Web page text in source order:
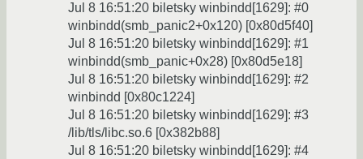
Jul 8 16:51:20 biletsky winbindd[1629]: #0
winbindd(smb_panic2+0x120) [0x80d5f40]
Jul 8 16:51:20 biletsky winbindd[1629]: #1
winbindd(smb_panic+0x28) [0x80d5e18]
Jul 8 16:51:20 biletsky winbindd[1629]: #2
winbindd [0x80c1224]
Jul 8 16:51:20 biletsky winbindd[1629]: #3
/lib/tls/libc.so.6 [0x382b88]
Jul 8 16:51:20 biletsky winbindd[1629]: #4